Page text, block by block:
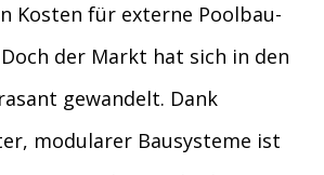
Kosten für externe Poolbau-
der Markt hat sich in den
gewandelt. Dank
modularer Bausysteme ist